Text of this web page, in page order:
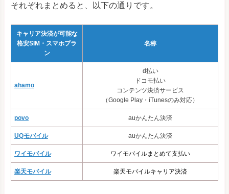
それぞれまとめると、以下の通りです。
キャリア決済が可能な
格安SIM・スマホプラ
ン
名称
ahamo
d払い
ドコモ払い
コンテンツ決済サービス
（Google Play・iTunesのみ対応）
povo auかんたん決済
UQモバイル auかんたん決済
ワイモバイル ワイモバイルまとめて支払い
楽天モバイル 楽天モバイルキャリア決済